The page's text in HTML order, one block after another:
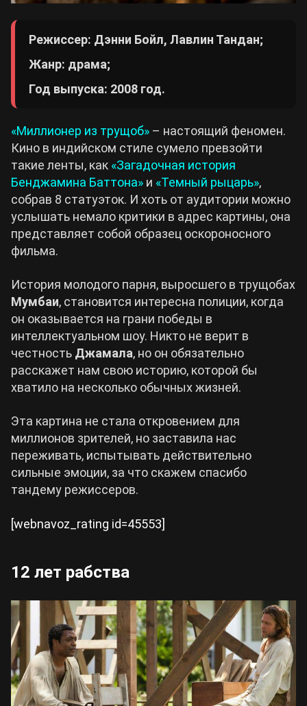
Режиссер: Дэнни Бойл, Лавлин Тандан;
Жанр: драма;
Год выпуска: 2008 год.
«Миллионер из трущоб» – настоящий феномен.
Кино в индийском стиле сумело превзойти
такие ленты, как «Загадочная история
Бенджамина Баттона» и «Темный рыцарь»,
собрав 8 статуэток. И хоть от аудитории можно
услышать немало критики в адрес картины, она
представляет собой образец оскороносного
фильма.
История молодого парня, выросшего в трущобах
Мумбаи, становится интересна полиции, когда
он оказывается на грани победы в
интеллектуальном шоу. Никто не верит в
честность Джамала, но он обязательно
расскажет нам свою историю, которой бы
хватило на несколько обычных жизней.
Эта картина не стала откровением для
миллионов зрителей, но заставила нас
переживать, испытывать действительно
сильные эмоции, за что скажем спасибо
тандему режиссеров.
[webnavoz_rating id=45553]
12 лет рабства